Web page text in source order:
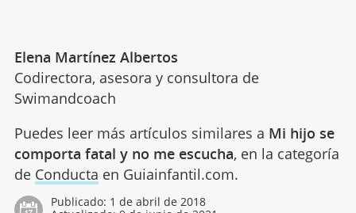
Elena Martínez Albertos
Codirectora, asesora y consultora de
Swimandcoach
Puedes leer más artículos similares a Mi hijo se
comporta fatal y no me escucha, en la categoría
de Conducta en Guiainfantil.com.
Publicado: 1 de abril de 2018